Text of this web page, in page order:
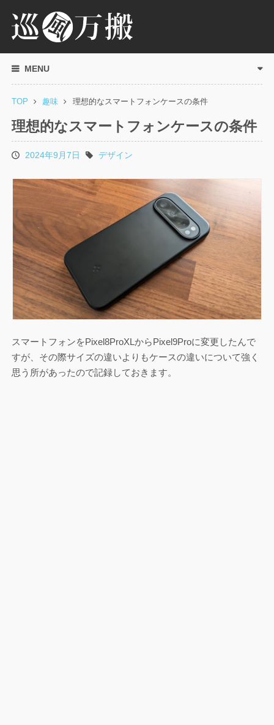
MENU
TOP 趣味 理想的なスマートフォンケースの条件
理想的なスマートフォンケースの条件
投
日
2024年9月7日
タデザイン
スマートフォンをPixel8ProXLからPixel9Proに変更したんで
すが、その際サイズの違いよりもケースの違いについて強く
思う所があったので記録しておきます。